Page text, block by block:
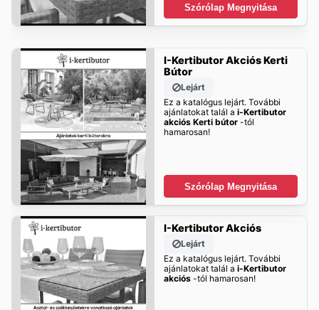
Szórólap Megnyitása
I-Kertibutor Akciós Kerti
Bútor
Lejárt
Ez a katalógus lejárt. További
ajánlatokat talál a i-Kertibutor
akciós Kerti bútor-tól
hamarosan!
Szórólap Megnyitása
I-Kertibutor Akciós
Lejárt
Ez a katalógus lejárt. További
ajánlatokat talál a i-Kertibutor
akciós-tól hamarosan!